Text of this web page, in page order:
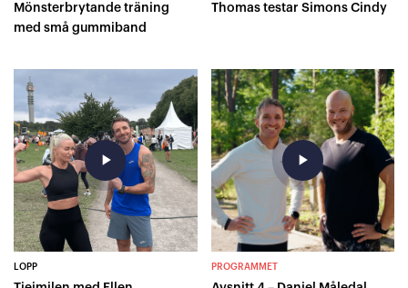
Mönsterbrytande träning
med små gummiband
Thomas testar Simons Cindy
play_arrow
LOPP
play_arrow
PROGRAMMET